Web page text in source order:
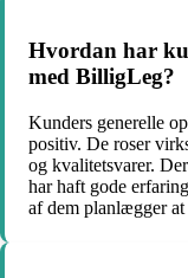
Hvordan har
med BilligLeg?
Kunders generelle
positiv. De roser
og kvalitetsvarer.
har haft gode
af dem planlægger